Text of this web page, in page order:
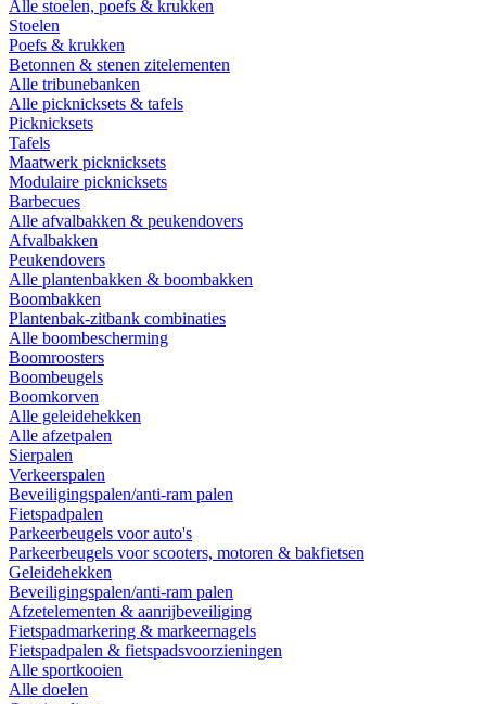
Alle stoelen, poefs & krukken
Stoelen
Poefs & krukken
Betonnen & stenen zitelementen
Alle tribunebanken
Alle picknicksets & tafels
Picknicksets
Tafels
Maatwerk picknicksets
Modulaire picknicksets
Barbecues
Alle afvalbakken & peukendovers
Afvalbakken
Peukendovers
Alle plantenbakken & boombakken
Boombakken
Plantenbak-zitbank combinaties
Alle boombescherming
Boomroosters
Boombeugels
Boomkorven
Alle geleidehekken
Alle afzetpalen
Sierpalen
Verkeerspalen
Beveiligingspalen/anti-ram palen
Fietspadpalen
Parkeerbeugels voor auto's
Parkeerbeugels voor scooters, motoren & bakfietsen
Geleidehekken
Beveiligingspalen/anti-ram palen
Afzetelementen & aanrijbeveiliging
Fietspadmarkering & markeernagels
Fietspadpalen & fietspadsvoorzieningen
Alle sportkooien
Alle doelen